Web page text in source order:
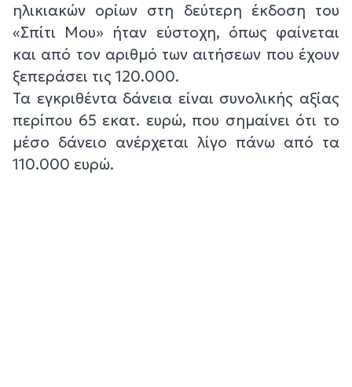
ηλικιακών ορίων στη δεύτερη έκδοση του
«Σπίτι Μου» ήταν εύστοχη, όπως φαίνεται
και από τον αριθμό των αιτήσεων που έχουν
ξεπεράσει τις 120.000.
Τα εγκριθέντα δάνεια είναι συνολικής αξίας
περίπου 65 εκατ. ευρώ, που σημαίνει ότι το
μέσο δάνειο ανέρχεται λίγο πάνω από τα
110.000 ευρώ.